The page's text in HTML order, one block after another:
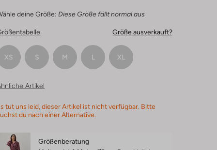
deine Größe: Diese Größe fällt normal aus
Größe ausverkauft?
XS S M L XL
Artikel
tut uns leid, dieser Artikel ist nicht verfügbar. Bitte
du nach einer Alternative.
Größenberatung